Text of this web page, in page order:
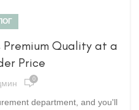
Quality at a
Price
0
department, and you'll